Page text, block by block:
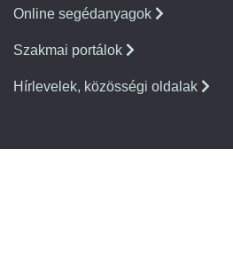
Online segédanyagok
Szakmai portálok
Hírlevelek, közösségi oldalak